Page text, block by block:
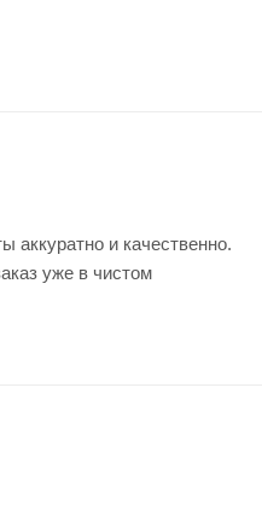
аккуратно и качественно.
уже в чистом